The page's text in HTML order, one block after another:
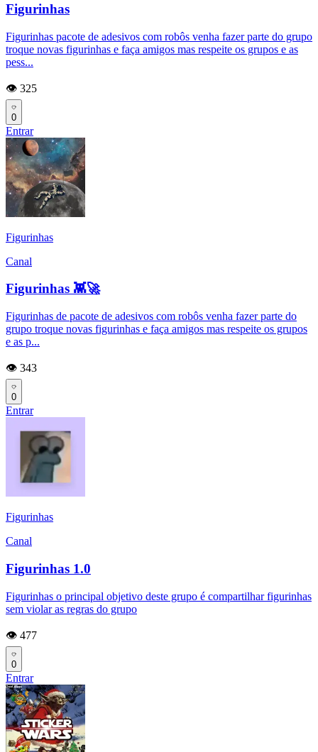
Figurinhas
Figurinhas pacote de adesivos com robôs venha fazer parte do grupo
troque novas figurinhas e faça amigos mas respeite os grupos e as
pess...
👁️ 325
0
Entrar
Figurinhas
Canal
Figurinhas 👾🚀
Figurinhas de pacote de adesivos com robôs venha fazer parte do
grupo troque novas figurinhas e faça amigos mas respeite os grupos
e as p...
👁️ 343
0
Entrar
Figurinhas
Canal
Figurinhas 1.0
Figurinhas o principal objetivo deste grupo é compartilhar figurinhas
sem violar as regras do grupo
👁️ 477
0
Entrar